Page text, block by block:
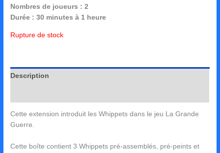
Nombres de joueurs : 2
Durée : 30 minutes à 1 heure
Rupture de stock
Description
Cette extension introduit les Whippets dans le jeu La Grande
Guerre.
Cette boîte contient 3 Whippets pré-assemblés, pré-peints et